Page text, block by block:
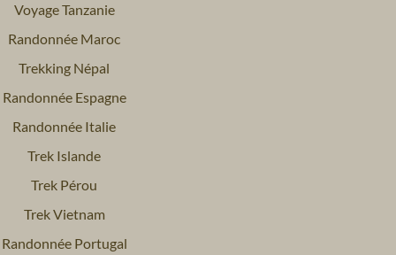
Voyage Tanzanie
Randonnée Maroc
Trekking Népal
Randonnée Espagne
Randonnée Italie
Trek Islande
Trek Pérou
Trek Vietnam
Randonnée Portugal